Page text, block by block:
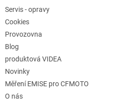
Servis - opravy
Cookies
Provozovna
Blog
produktová VIDEA
Novinky
Měření EMISE pro CFMOTO
O nás